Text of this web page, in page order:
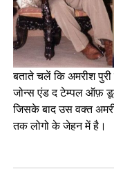
बताते चलें कि अमरीश पुरी
जोन्स एंड द टेम्पल ऑफ़
जिसके बाद उस वक्त
तक लोगो के जेहन में है।